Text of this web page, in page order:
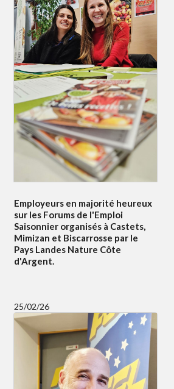
Employeurs en majorité heureux
sur les Forums de l'Emploi
Saisonnier organisés à Castets,
Mimizan et Biscarrosse par le
Pays Landes Nature Côte
d'Argent.
25/02/26